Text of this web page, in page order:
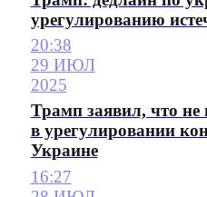
урегулированию
20:38
29 ИЮЛ
2025
Трамп заявил, что не
в урегулировании
Украине
16:27